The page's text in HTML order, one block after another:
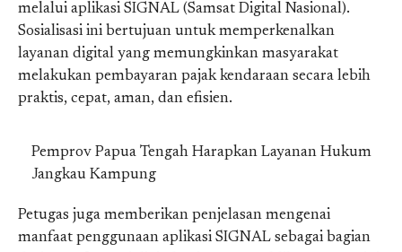
melalui aplikasi SIGNAL (Samsat Digital Nasional).
Sosialisasi ini bertujuan untuk memperkenalkan
layanan digital yang memungkinkan masyarakat
melakukan pembayaran pajak kendaraan secara lebih
praktis, cepat, aman, dan efisien.
Pemprov Papua Tengah Harapkan Layanan Hukum
Jangkau Kampung
Petugas juga memberikan penjelasan mengenai
manfaat penggunaan aplikasi SIGNAL sebagai bagian